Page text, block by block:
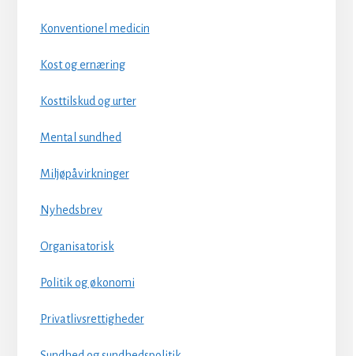
Konventionel medicin
Kost og ernæring
Kosttilskud og urter
Mental sundhed
Miljøpåvirkninger
Nyhedsbrev
Organisatorisk
Politik og økonomi
Privatlivsrettigheder